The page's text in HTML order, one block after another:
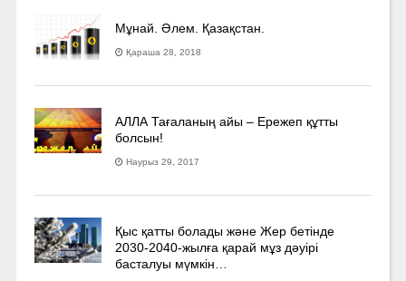
Мұнай. Әлем. Қазақстан.
Қараша 28, 2018
АЛЛА Тағаланың айы – Ережеп құтты
болсын!
Наурыз 29, 2017
Қыс қатты болады және Жер бетінде
2030-2040­-жылға қарай мұз дәуірі
басталуы мүмкін…